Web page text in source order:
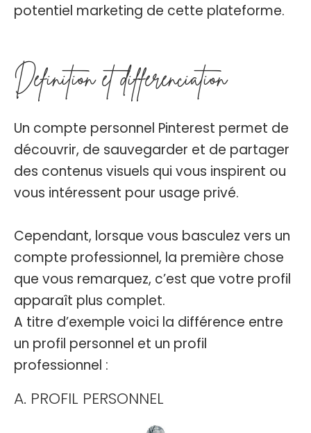
potentiel marketing de cette plateforme.
Définition et différenciation
Un compte personnel Pinterest permet de
découvrir, de sauvegarder et de partager
des contenus visuels qui vous inspirent ou
vous intéressent pour usage privé.
Cependant, lorsque vous basculez vers un
compte professionnel, la première chose
que vous remarquez, c’est que votre profil
apparaît plus complet.
A titre d’exemple voici la différence entre
un profil personnel et un profil
professionnel :
A. PROFIL PERSONNEL